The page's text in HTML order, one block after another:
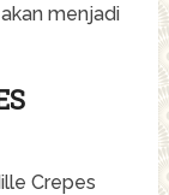
menjadi
Crepes